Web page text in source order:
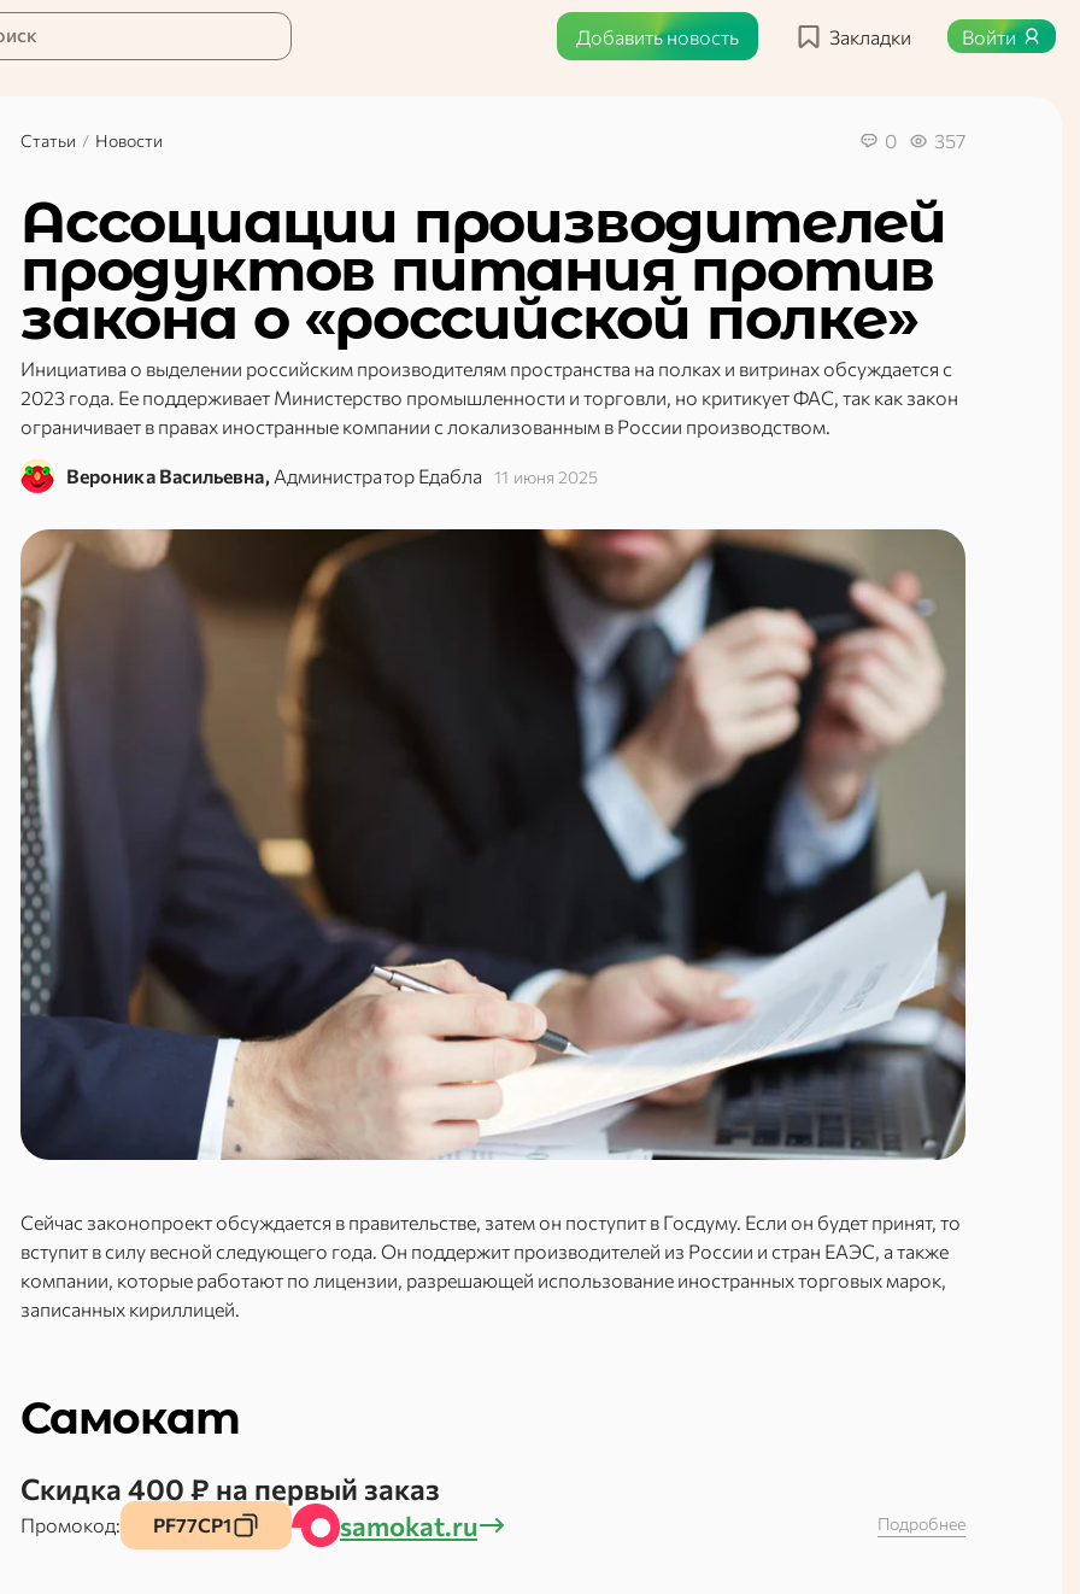
Добавить новость Закладки Войти
Статьи / Новости 0 357
Ассоциации производителей
продуктов питания против
закона о «российской полке»
Инициатива о выделении российским производителям пространства на полках и витринах обсуждается с
2023 года. Ее поддерживает Министерство промышленности и торговли, но критикует ФАС, так как закон
ограничивает в правах иностранные компании с локализованным в России производством.
Вероника Васильевна, Администратор Едабла 11 июня 2025
Сейчас законопроект обсуждается в правительстве, затем он поступит в Госдуму. Если он будет принят, то
вступит в силу весной следующего года. Он поддержит производителей из России и стран ЕАЭС, а также
компании, которые работают по лицензии, разрешающей использование иностранных торговых марок,
записанных кириллицей.
Самокат
Скидка 400 ₽ на первый заказ
Промокод: PF77CP1 samokat.ru Подробнее